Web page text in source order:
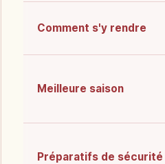
Comment s'y rendre
Meilleure saison
Préparatifs de sécurité